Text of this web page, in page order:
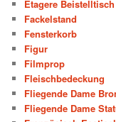
Etagere Beistelltisch
Fackelstand
Fensterkorb
Figur
Filmprop
Fleischbedeckung
Fliegende Dame
Fliegende Dame